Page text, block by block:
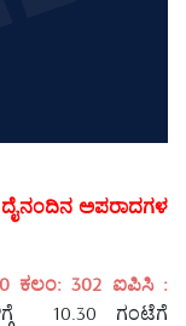
ಅಪರಾದಗಳ
ಕಲಂ: 302 ಐಪಿಸಿ :
10.30 ಗಂಟೆಗೆ